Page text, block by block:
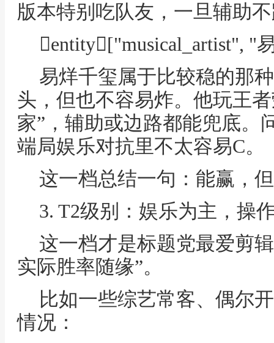
版本特别吃队友，一旦辅助
entity["musical_artist", "
易烊千玺属于比较稳的那
头，但也不容易炸。他玩王
家”，辅助或边路都能兜底。
端局娱乐对抗里不太容易C。
这一档总结一句：能赢，
3. T2级别：娱乐为主，操
这一档才是标题党最爱剪
实际胜率随缘”。
比如一些综艺常客、偶尔
情况：